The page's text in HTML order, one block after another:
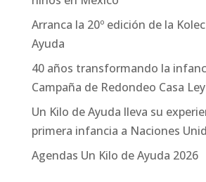
Arranca la 20º edición de la
Ayuda
40 años transformando la
Campaña de Redondeo Casa Ley
Un Kilo de Ayuda lleva su
primera infancia a Naciones
Agendas Un Kilo de Ayuda 2026